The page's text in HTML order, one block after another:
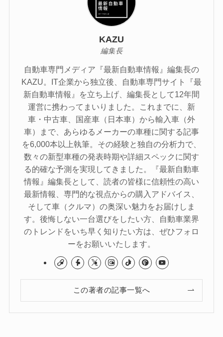
KAZU
編集長
自動車専門メディア『最新自動車情報』編集長の
KAZU。IT企業から独立後、自動車専門サイト『最
新自動車情報』を立ち上げ、編集長として12年間
運営に携わってまいりました。これまでに、新
車・中古車、国産車（日本車）から輸入車（外
車）まで、あらゆるメーカーの車種に関する記事
を6,000本以上執筆。その経験と独自の分析力で、
数々の新型車種の発表時期や詳細スペックに関す
る的確な予測を実現してきました。『最新自動車
情報』編集長として、読者の皆様に信頼性の高い
最新情報、専門的な視点からの購入アドバイス、
そして車（クルマ）の奥深い魅力をお届けしま
す。後悔しない一台選びをしたい方、自動車業界
のトレンドをいち早く知りたい方は、ぜひフォロ
ーをお願いいたします。
この著者の記事一覧へ